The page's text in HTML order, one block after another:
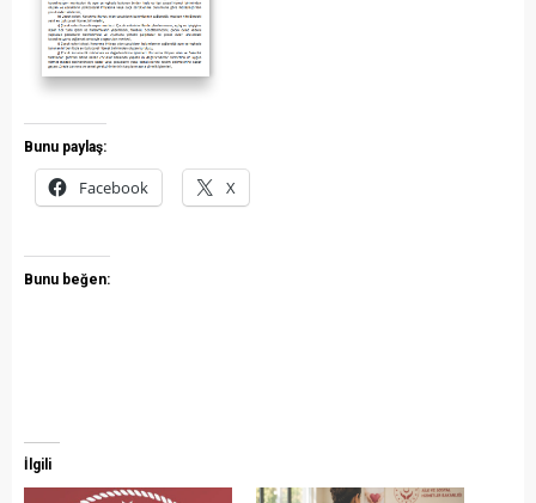
Bunu paylaş:
Facebook X
Bunu beğen:
İlgili